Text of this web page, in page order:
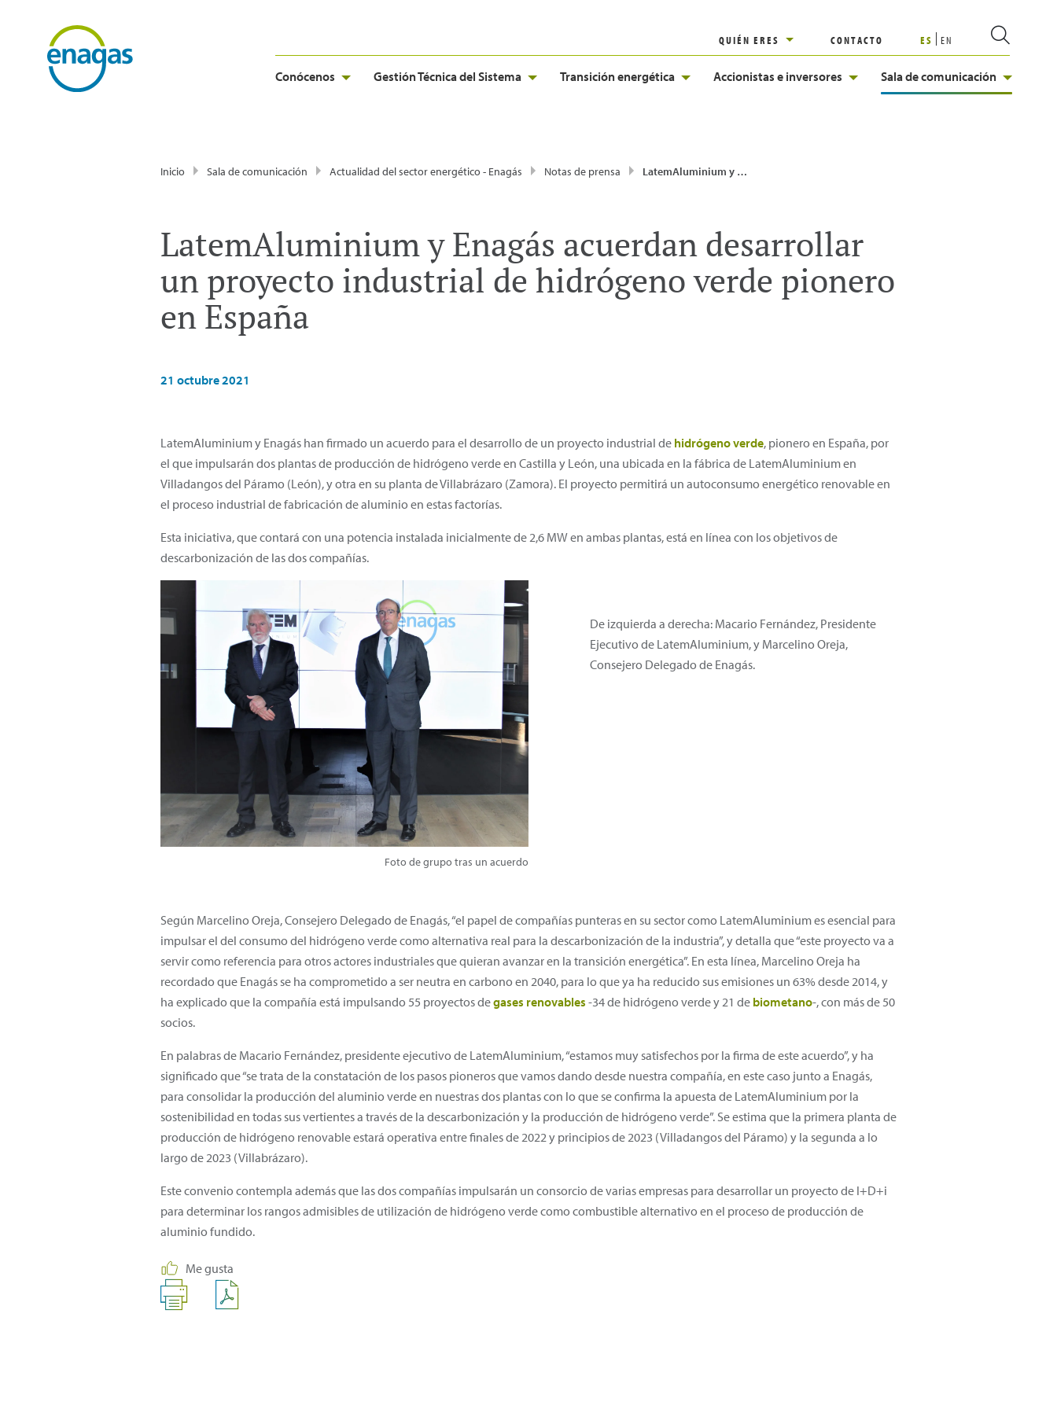
QUIÉN ERES CONTACTO ES EN
Conócenos Gestión Técnica del Sistema Transición energética Accionistas e inversores Sala de comunicación
Inicio Sala de comunicación Actualidad del sector energético - Enagás Notas de prensa LatemAluminium y Enagás acuerdan desarrollar un proyecto industrial de hidrógeno verde pionero en España
LatemAluminium y Enagás acuerdan desarrollar
un proyecto industrial de hidrógeno verde pionero
en España
21 octubre 2021
LatemAluminium y Enagás han firmado un acuerdo para el desarrollo de un proyecto industrial de hidrógeno verde, pionero en España, por
el que impulsarán dos plantas de producción de hidrógeno verde en Castilla y León, una ubicada en la fábrica de LatemAluminium en
Villadangos del Páramo (León), y otra en su planta de Villabrázaro (Zamora). El proyecto permitirá un autoconsumo energético renovable en
el proceso industrial de fabricación de aluminio en estas factorías.
Esta iniciativa, que contará con una potencia instalada inicialmente de 2,6 MW en ambas plantas, está en línea con los objetivos de
descarbonización de las dos compañías.
Foto de grupo tras un acuerdo
De izquierda a derecha: Macario Fernández, Presidente
Ejecutivo de LatemAluminium, y Marcelino Oreja,
Consejero Delegado de Enagás.
Según Marcelino Oreja, Consejero Delegado de Enagás, “el papel de compañías punteras en su sector como LatemAluminium es esencial para
impulsar el del consumo del hidrógeno verde como alternativa real para la descarbonización de la industria”, y detalla que “este proyecto va a
servir como referencia para otros actores industriales que quieran avanzar en la transición energética”. En esta línea, Marcelino Oreja ha
recordado que Enagás se ha comprometido a ser neutra en carbono en 2040, para lo que ya ha reducido sus emisiones un 63% desde 2014, y
ha explicado que la compañía está impulsando 55 proyectos degases renovables -34 de hidrógeno verde y 21 de biometano-, con más de 50
socios.
En palabras de Macario Fernández, presidente ejecutivo de LatemAluminium, “estamos muy satisfechos por la firma de este acuerdo”, y ha
significado que “se trata de la constatación de los pasos pioneros que vamos dando desde nuestra compañía, en este caso junto a Enagás,
para consolidar la producción del aluminio verde en nuestras dos plantas con lo que se confirma la apuesta de LatemAluminium por la
sostenibilidad en todas sus vertientes a través de la descarbonización y la producción de hidrógeno verde”. Se estima que la primera planta de
producción de hidrógeno renovable estará operativa entre finales de 2022 y principios de 2023 (Villadangos del Páramo) y la segunda a lo
largo de 2023 (Villabrázaro).
Este convenio contempla además que las dos compañías impulsarán un consorcio de varias empresas para desarrollar un proyecto de I+D+i
para determinar los rangos admisibles de utilización de hidrógeno verde como combustible alternativo en el proceso de producción de
aluminio fundido.
Me gusta